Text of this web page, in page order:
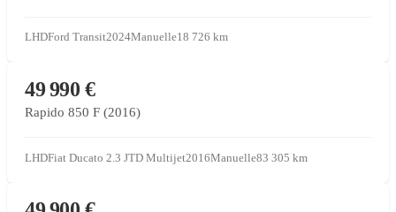
LHDFord Transit2024Manuelle18 726 km
CONCESSIONNAIRE PARTENAIRE
49 990 €
Rapido 850 F (2016)
LHDFiat Ducato 2.3 JTD Multijet2016Manuelle83 305 km
CONCESSIONNAIRE PARTENAIRE